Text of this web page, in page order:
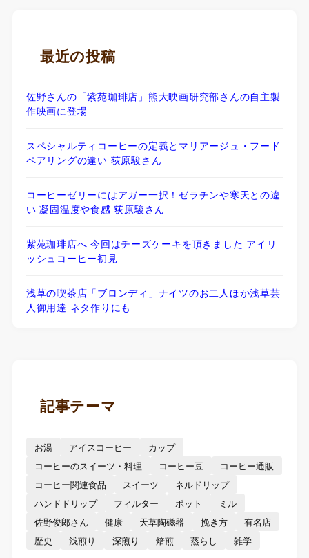
最近の投稿
佐野さんの「紫苑珈琲店」熊大映画研究部さんの自主製
作映画に登場
スペシャルティコーヒーの定義とマリアージュ・フード
ペアリングの違い 荻原駿さん
コーヒーゼリーにはアガー一択！ゼラチンや寒天との違
い 凝固温度や食感 荻原駿さん
紫苑珈琲店へ 今回はチーズケーキを頂きました アイリ
ッシュコーヒー初見
浅草の喫茶店「ブロンディ」ナイツのお二人ほか浅草芸
人御用達 ネタ作りにも
記事テーマ
お湯 アイスコーヒー
カップ
コーヒーのスイーツ・料理
コーヒー豆
コーヒー通販
コーヒー関連食品
スイーツ
ネルドリップ
ハンドドリップ
フィルター ポット
ミル
佐野俊郎さん
健康 天草陶磁器 挽き方
有名店
歴史
浅煎り 深煎り 焙煎 蒸らし 雑学